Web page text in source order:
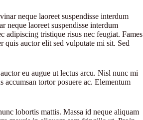
neque laoreet suspendisse interdum
neque laoreet suspendisse interdum
adipiscing tristique risus nec feugiat. Fames
quis auctor elit sed vulputate mi sit. Sed
eu augue ut lectus arcu. Nisl nunc mi
tortor posuere ac. Elementum
lobortis mattis. Massa id neque aliquam